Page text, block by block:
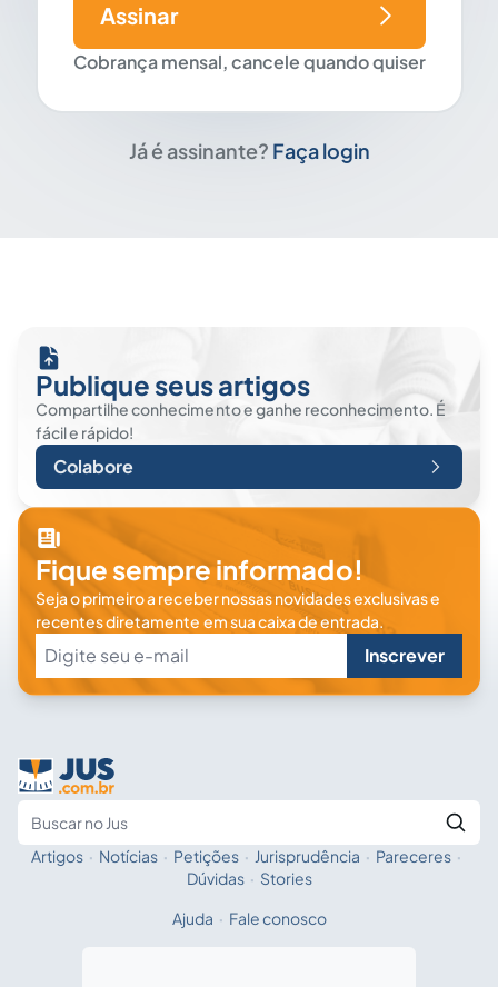
Cobrança mensal, cancele quando quiser
Assinar
Já é assinante? Faça login
Publique seus artigos
Compartilhe conhecimento e ganhe reconhecimento. É
fácil e rápido!
Colabore
Fique sempre informado!
Seja o primeiro a receber nossas novidades exclusivas e
recentes diretamente em sua caixa de entrada.
Inscrever
Fale com a IA
Artigos · Notícias · Petições · Jurisprudência · Pareceres ·
Dúvidas · Stories
Ajuda · Fale conosco